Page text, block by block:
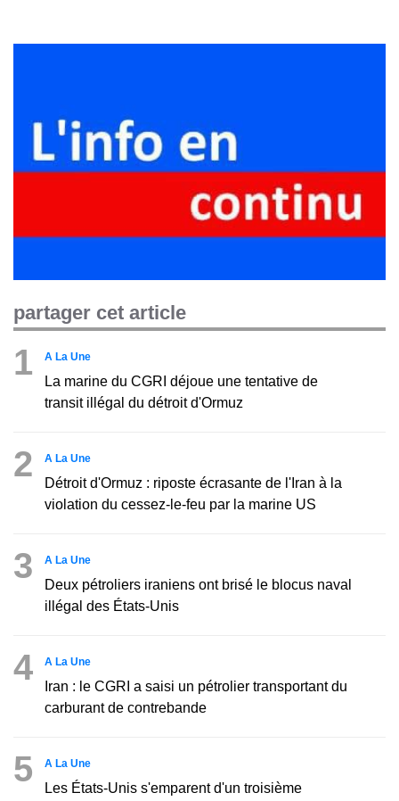
partager cet article
1 A La Une
La marine du CGRI déjoue une tentative de
transit illégal du détroit d'Ormuz
2 A La Une
Détroit d'Ormuz : riposte écrasante de l'Iran à la
violation du cessez-le-feu par la marine US
3 A La Une
Deux pétroliers iraniens ont brisé le blocus naval
illégal des États-Unis
4 A La Une
Iran : le CGRI a saisi un pétrolier transportant du
carburant de contrebande
5 A La Une
Les États-Unis s'emparent d'un troisième